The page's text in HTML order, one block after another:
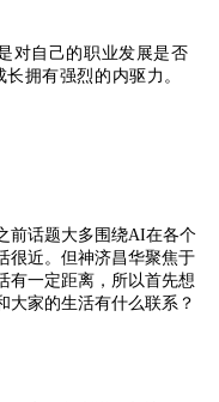
对自己的职业发展是否
拥有强烈的内驱力。
前话题大多围绕AI在各个
很近。但神济昌华聚焦于
有一定距离，所以首先想
大家的生活有什么联系 ？